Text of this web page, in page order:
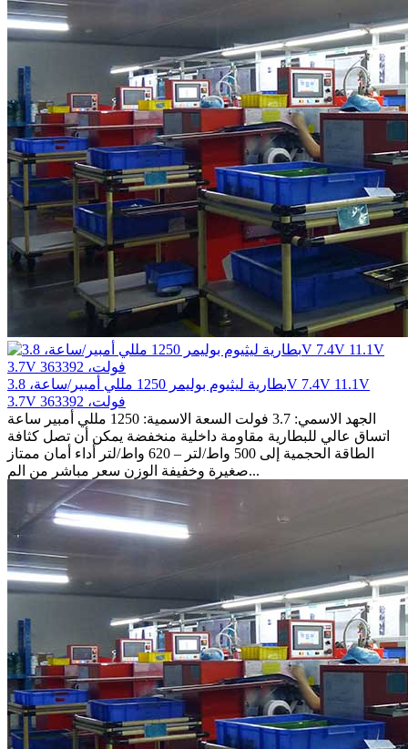
بطارية ليثيوم بوليمر 1250 مللي أمبير/ساعة، 3.8V 7.4V 11.1V
3.7V فولت، 363392
الجهد الاسمي: 3.7 فولت السعة الاسمية: 1250 مللي أمبير ساعة
اتساق عالي للبطارية مقاومة داخلية منخفضة يمكن أن تصل كثافة
الطاقة الحجمية إلى 500 واط/لتر – 620 واط/لتر أداء أمان ممتاز
صغيرة وخفيفة الوزن سعر مباشر من الم...